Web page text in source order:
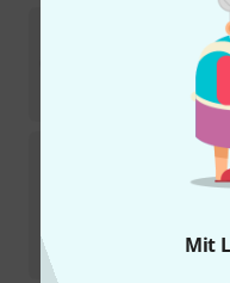
Mit
Sofort
UVP:
-21%